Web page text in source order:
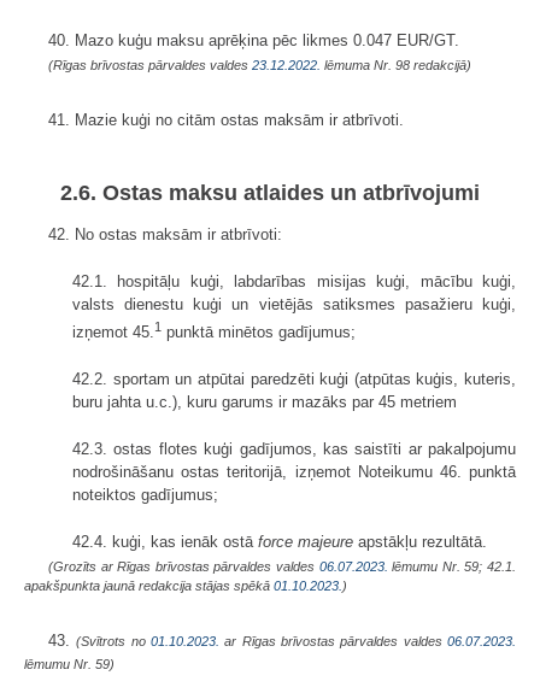
40. Mazo kuģu maksu aprēķina pēc likmes 0.047 EUR/GT.
(Rīgas brīvostas pārvaldes valdes 23.12.2022. lēmuma Nr. 98 redakcijā)
41. Mazie kuģi no citām ostas maksām ir atbrīvoti.
2.6. Ostas maksu atlaides un atbrīvojumi
42. No ostas maksām ir atbrīvoti:
42.1. hospitāļu kuģi, labdarības misijas kuģi, mācību kuģi,
valsts dienestu kuģi un vietējās satiksmes pasažieru kuģi,
izņemot 45.1 punktā minētos gadījumus;
42.2. sportam un atpūtai paredzēti kuģi (atpūtas kuģis, kuteris,
buru jahta u.c.), kuru garums ir mazāks par 45 metriem
42.3. ostas flotes kuģi gadījumos, kas saistīti ar pakalpojumu
nodrošināšanu ostas teritorijā, izņemot Noteikumu 46. punktā
noteiktos gadījumus;
42.4. kuģi, kas ienāk ostā force majeure apstākļu rezultātā.
(Grozīts ar Rīgas brīvostas pārvaldes valdes 06.07.2023. lēmumu Nr. 59; 42.1.
apakšpunkta jaunā redakcija stājas spēkā 01.10.2023. )
43.(Svītrots no01.10.2023. ar Rīgas brīvostas pārvaldes valdes06.07.2023.
lēmumu Nr. 59)